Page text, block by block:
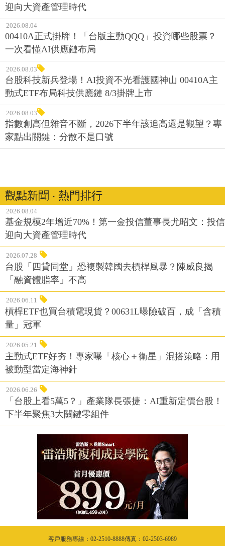
迎向大資產管理時代
2026.08.04
00410A正式掛牌！「台版主動QQQ」投資哪些股票？
一次看懂AI供應鏈布局
2026.08.03
台股科技新兵登場！AI投資不光看護國神山 00410A主
動式ETF布局科技供應鏈 8/3掛牌上市
2026.08.03
指數創高但雜音不斷，2026下半年該追高還是觀望？專
家點出關鍵：分散不是口號
觀點新聞 ‧ 熱門排行
2026.08.04
基金規模2年增近70%！第一金投信董事長尤昭文：投信
迎向大資產管理時代
2026.07.28
台股「四貸同堂」恐複製韓國去槓桿風暴？陳威良揭
「融資體脂率」不高
2026.06.11
槓桿ETF也買台積電現貨？00631L曝險破百，成「含積
量」冠軍
2026.05.21
主動式ETF好夯！專家曝「核心＋衛星」混搭策略：用
被動型當定海神針
2026.06.26
「台股上看5萬5？」產業隊長張捷：AI重新定價台股！
下半年聚焦3大關鍵零組件
客戶服務專線：02-2510-8888傳真：02-2503-6989